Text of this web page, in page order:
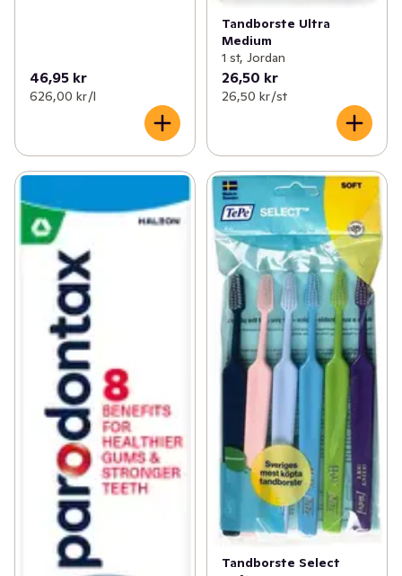
46,95 kr
626,00 kr /l
Tandborste Ultra
Medium
1 st, Jordan
26,50 kr
26,50 kr /st
Tandborste Select